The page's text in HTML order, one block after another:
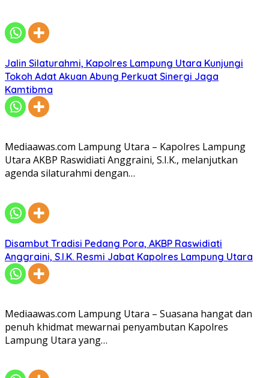
Jalin Silaturahmi, Kapolres Lampung Utara Kunjungi
Tokoh Adat Akuan Abung Perkuat Sinergi Jaga
Kamtibma
Mediaawas.com Lampung Utara – Kapolres Lampung
Utara AKBP Raswidiati Anggraini, S.I.K., melanjutkan
agenda silaturahmi dengan…
Disambut Tradisi Pedang Pora, AKBP Raswidiati
Anggraini, S.I.K. Resmi Jabat Kapolres Lampung Utara
Mediaawas.com Lampung Utara – Suasana hangat dan
penuh khidmat mewarnai penyambutan Kapolres
Lampung Utara yang…